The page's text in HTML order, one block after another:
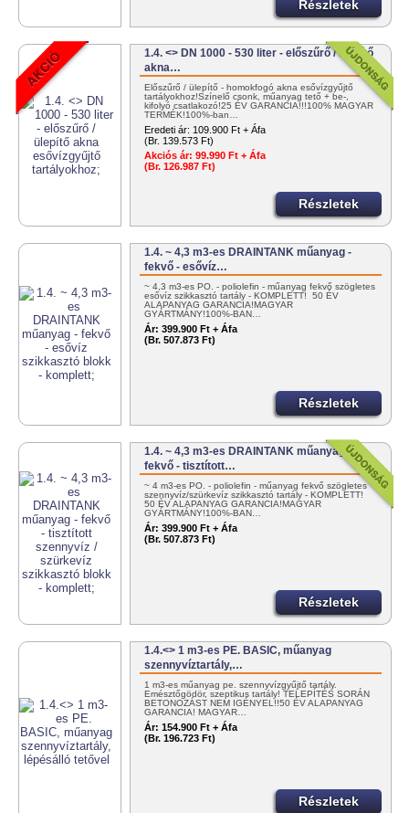
Részletek
1.4. <> DN 1000 - 530 liter - előszűrő / ülepítő
akna…
Előszűrő / ülepítő - homokfogó akna esővízgyűjtő
tartályokhoz!Színelő csonk, műanyag tető + be-,
kifolyó csatlakozó!25 ÉV GARANCIA!!!100% MAGYAR
TERMÉK!100%-ban…
Eredeti ár: 109.900 Ft + Áfa
(Br. 139.573 Ft)
Akciós ár: 99.990 Ft + Áfa
(Br. 126.987 Ft)
Részletek
1.4. ~ 4,3 m3-es DRAINTANK műanyag -
fekvő - esővíz…
~ 4,3 m3-es PO. - poliolefin - műanyag fekvő szögletes
esővíz szikkasztó tartály - KOMPLETT! 50 ÉV
ALAPANYAG GARANCIA!MAGYAR
GYÁRTMÁNY!100%-BAN…
Ár: 399.900 Ft + Áfa
(Br. 507.873 Ft)
Részletek
1.4. ~ 4,3 m3-es DRAINTANK műanyag -
fekvő - tisztított…
~ 4 m3-es PO. - poliolefin - műanyag fekvő szögletes
szennyvíz/szürkevíz szikkasztó tartály - KOMPLETT!
50 ÉV ALAPANYAG GARANCIA!MAGYAR
GYÁRTMÁNY!100%-BAN…
Ár: 399.900 Ft + Áfa
(Br. 507.873 Ft)
Részletek
1.4.<> 1 m3-es PE. BASIC, műanyag
szennyvíztartály,…
1 m3-es műanyag pe. szennyvízgyűjtő tartály.
Emésztőgödör, szeptikus tartály! TELEPÍTÉS SORÁN
BETONOZÁST NEM IGÉNYEL!!50 ÉV ALAPANYAG
GARANCIA! MAGYAR…
Ár: 154.900 Ft + Áfa
(Br. 196.723 Ft)
Részletek